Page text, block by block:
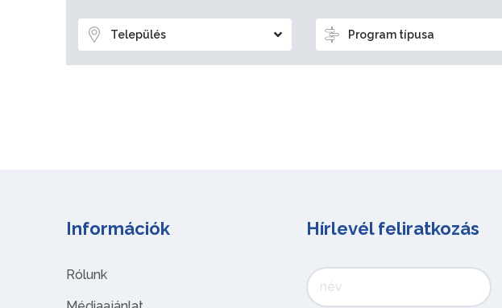
Település Program típusa
Információk
Rólunk
Hírlevél feliratkozás